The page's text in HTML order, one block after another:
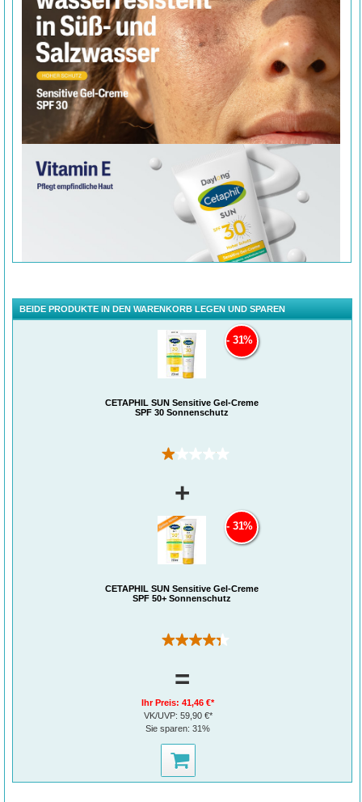
Geschützt durch den Sommer mit Cetaphil
Cetaphil Sun Daylong SPF 30 Sensitive Gel-Creme ist ein besonders gut
verträglicher Sonnenschutz für sonnenüberempfindliche Haut am Körper. Die
emulgatorfreie Formulierung zieht schnell ein, klebt nicht und hinterlässt ein
mattierendes Hautgefühl. Das Sonnen-Gel ist schweiß- und extra
Sun Daylong™ SPF 30 Sensitive Gel-Creme?
Extra leichte, fettfreie Formulierung
Speziell für zu Sonnenallergie, Mallorca-Akne und Unreinheiten neigende Haut
Zieht schnell ein und klebt nicht
Schweiß- und extra wasserresistent in Süß- und Salzwasser
1
Für wen ist die Gel-Creme geeignet?
BEIDE PRODUKTE IN DEN WARENKORB LEGEN UND SPAREN
CETAPHIL SUN Sensitive Gel-Creme
SPF 30 Sonnenschutz
(4)
31%
+
CETAPHIL SUN Sensitive Gel-Creme
SPF 50+ Sonnenschutz
(3)
31%
=
Ihr Preis:41,46 €*
VK/UVP: 59,90 €*
Sie sparen:31%